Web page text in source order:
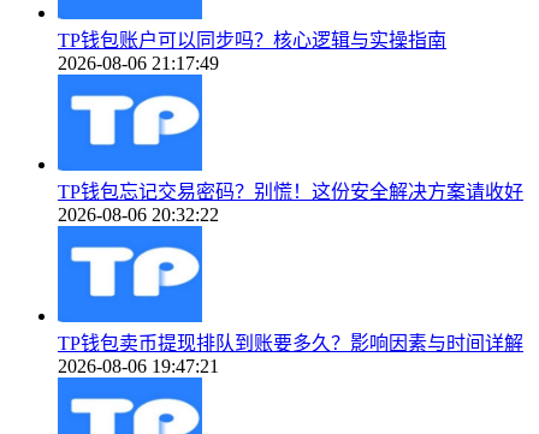
TP钱包账户可以同步吗？核心逻辑与实操指南
2026-08-06 21:17:49
TP钱包忘记交易密码？别慌！这份安全解决方案请收好
2026-08-06 20:32:22
TP钱包卖币提现排队到账要多久？影响因素与时间详解
2026-08-06 19:47:21